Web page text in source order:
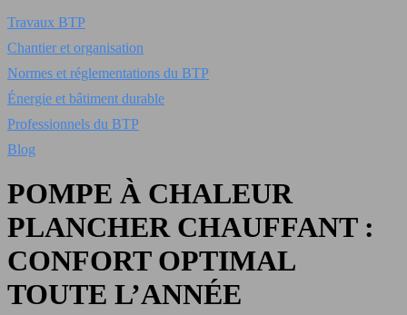
Travaux BTP
Chantier et organisation
Normes et réglementations du BTP
Énergie et bâtiment durable
Professionnels du BTP
Blog
POMPE À CHALEUR
PLANCHER CHAUFFANT :
CONFORT OPTIMAL
TOUTE L’ANNÉE